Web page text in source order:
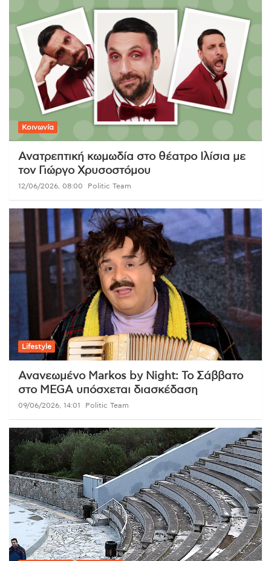
Κοινωνία
Ανατρεπτική κωμωδία στο θέατρο Ιλίσια με
τον Γιώργο Χρυσοστόμου
12/06/2026, 08:00 Politic Team
Lifestyle
Ανανεωμένο Markos by Night: Το Σάββατο
στο MEGA υπόσχεται διασκέδαση
09/06/2026, 14:01 Politic Team